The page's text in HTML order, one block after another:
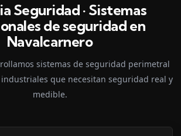
Seguridad · Sistemas
de seguridad en
Navalcarnero
sistemas de seguridad perimetral
que necesitan seguridad real y
medible.